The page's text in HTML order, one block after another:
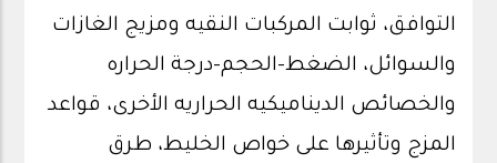
التوافق، ثوابت المركبات النقيه ومزيج الغازات
والسوائل، الضغط-الحجم-درجة الحراره
والخصائص الديناميكيه الحراريه الأخرى، قواعد
المزج وتأثيرها على خواص الخليط، طرق